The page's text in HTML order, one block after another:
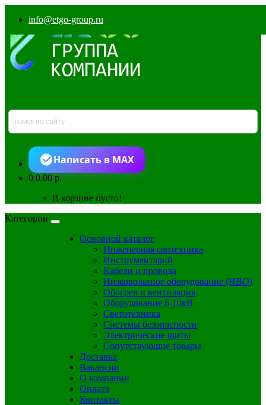
info@etgo-group.ru
Написать в MAX
00.00 р.
В корзине пусто!
Категории
Основной каталог
Инженерная сантехника
Инструментарий
Кабели и провода
Низковольтное оборудование (НВО)
Обогрев и вентиляция
Оборудование 6-10кВ
Светотехника
Системы безопасности
Электрические щиты
Сопутствующие товары
Доставка
Вакансии
О компании
Оплата
Контакты